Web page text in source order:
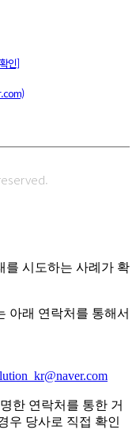
인]
를 시도하는 사례가 확
아래 연락처를 통해서
한 연락처를 통한 거
우 당사로 직접 확인